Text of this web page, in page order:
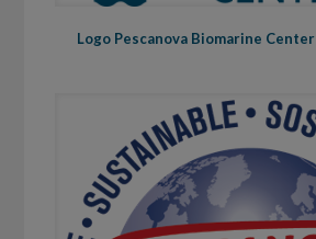
Logo Pescanova Biomarine Center